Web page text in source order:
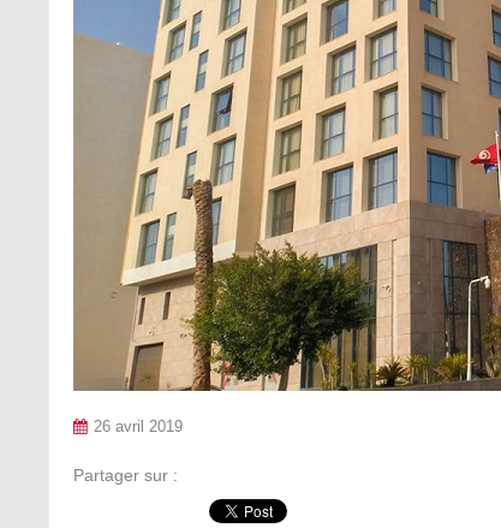
26 avril 2019
Partager sur :